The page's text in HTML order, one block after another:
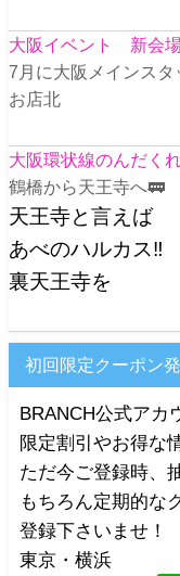
大阪イベント 新会
7月に大阪メインス
お店北
大阪環状線のんだく
鶴橋から天王寺へ🚃
天王寺と言えば
あべのハルカス‼️
裏天王寺を
初回限定クーポン
BRANCH公式アカ
限定割引やお得な
ただ今ご登録時、
もちろん定期的な
登録下さいませ！
東京・横浜